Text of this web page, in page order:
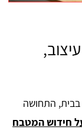
בבית, התחושה
חידוש המטבח